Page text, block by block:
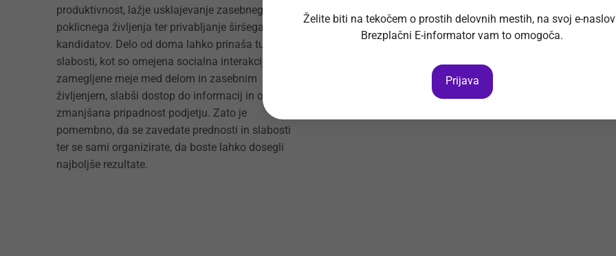
produktivnost, lažje usklajevanje zasebnega in
poklicnega življenja ter privabljanje širšega kroga
kandidatov. Delo od doma lahko prinaša tudi
slabosti, kot so omejena socialna interakcija,
zamegljene meje med delom in zasebnim
življenjem, slabši dostop do informacij in orodij ter
zmanjšana pripadnost podjetju. Zato je
pomembno, da se zavedate prednosti in slabosti
ter se sami organizirate, da boste lahko dosegli
najboljše rezultate.
Želite biti na tekočem o prostih delovnih mestih, na svoj e-
Brezplačni E-informator vam to omogoča.
Prijava